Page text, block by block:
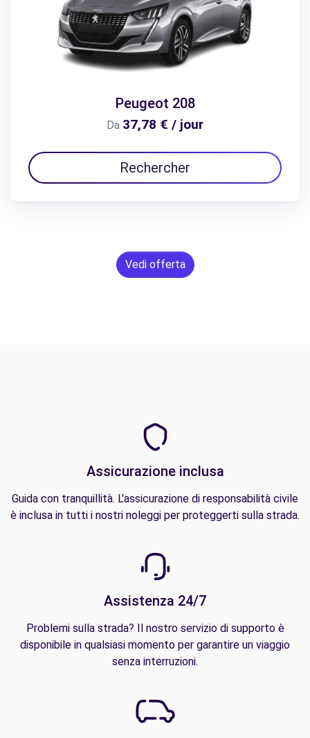
Peugeot 208
Da 37,78 € / jour
Rechercher
Vedi offerta
Assicurazione inclusa
Guida con tranquillità. L'assicurazione di responsabilità civile
è inclusa in tutti i nostri noleggi per proteggerti sulla strada.
Assistenza 24/7
Problemi sulla strada? Il nostro servizio di supporto è
disponibile in qualsiasi momento per garantire un viaggio
senza interruzioni.